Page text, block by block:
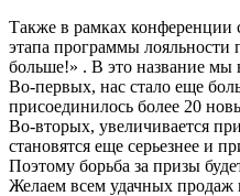
Также в рамках конференции
этапа программы
больше!» . В это название
Во-первых, нас стало еще
присоединилось более 20
Во-вторых, увеличивается
становятся еще серьезнее и
Поэтому борьба за призы
Желаем всем удачных продаж